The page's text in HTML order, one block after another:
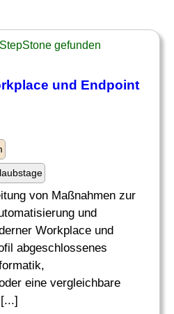
gefunden
und Endpoint
von Maßnahmen zur
und
Workplace und
abgeschlossenes
eine vergleichbare